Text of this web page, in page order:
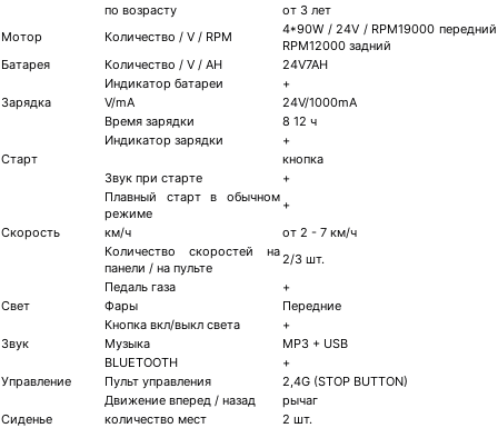
по возрасту
от 3 лет
Мотор
Количество / V / RPM
4*90W / 24V / RPM19000 передний
RPM12000 задний
Батарея
Количество / V / AH
24V7AH
Индикатор батареи
+
Зарядка
V/mA
24V/1000mA
Время зарядки
8 12 ч
Индикатор зарядки
+
Старт
кнопка
Звук при старте
+
Плавный старт в обычном
режиме
+
Скорость
км/ч
от 2 - 7 км/ч
Количество скоростей на
панели / на пульте
2/3 шт.
Педаль газа
+
Свет
Фары
Передние
Кнопка вкл/выкл света
+
Звук
Музыка
MP3 + USB
BLUETOOTH
+
Управление
Пульт управления
2,4G (STOP BUTTON)
Движение вперед / назад
рычаг
Сиденье
количество мест
2 шт.